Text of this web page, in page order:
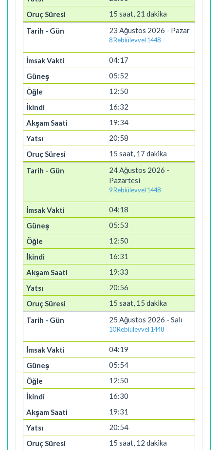
15 saat, 21 dakika
23 Ağustos 2026 - Pazar
8 Rebiülevvel 1448
04:17
05:52
12:50
16:32
19:34
20:58
15 saat, 17 dakika
24 Ağustos 2026 -
Pazartesi
9 Rebiülevvel 1448
04:18
05:53
12:50
16:31
19:33
20:56
15 saat, 15 dakika
25 Ağustos 2026 - Salı
10 Rebiülevvel 1448
04:19
05:54
12:50
16:30
19:31
20:54
15 saat, 12 dakika